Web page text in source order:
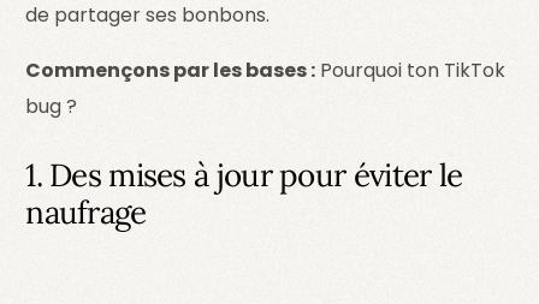
de partager ses bonbons.
Commençons par les bases : Pourquoi ton TikTok
bug ?
1. Des mises à jour pour éviter le
naufrage